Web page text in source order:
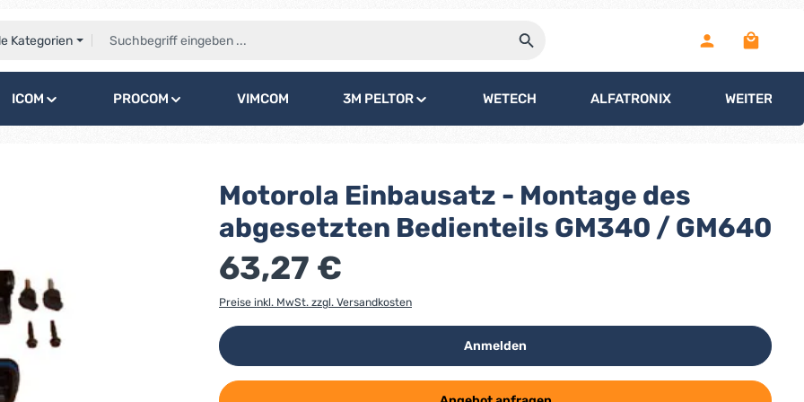
Kategorien
ICOM PROCOM VIMCOM 3M PELTOR WETECH ALFATRONIX WEITERE
Motorola Einbausatz - Montage des
abgesetzten Bedienteils GM340 / GM640
63,27 €
Preise inkl. MwSt. zzgl. Versandkosten
Anmelden